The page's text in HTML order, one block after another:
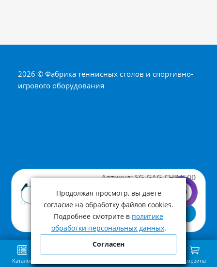
Артикул: SG-GAG-CHIM500
4 990 ₽
Цена с учетом НДС
В корзину
Купить в 1 клик
2026 © Фабрика теннисных столов и спортивно-
игрового оборудования
Каталог Корзина
Продолжая просмотр, вы даете
согласие на обработку файлов cookies.
Подробнее смотрите в политике
обработки персональных данных.
Согласен